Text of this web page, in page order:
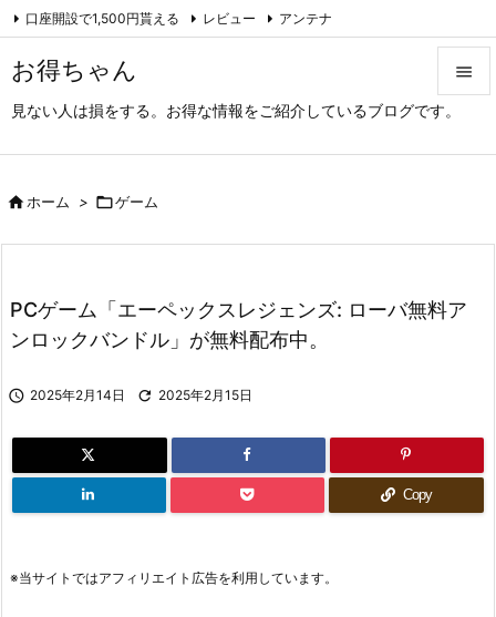
お得ちゃん
見ない人は損をする。お得な情報をご紹介しているブログです。

次へ
口座開設で1,500円貰える レビュー アンテナ
アーカイブ（旧サイト）
ホーム > ゲーム
PCゲーム「エーペックスレジェンズ: ローバ無料ア
ンロックバンドル」が無料配布中。
 2025年2月14日  2025年2月15日
Copy
※当サイトではアフィリエイト広告を利用しています。